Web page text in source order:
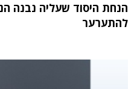
הנחת היסוד שעליה נבנה
להתערער